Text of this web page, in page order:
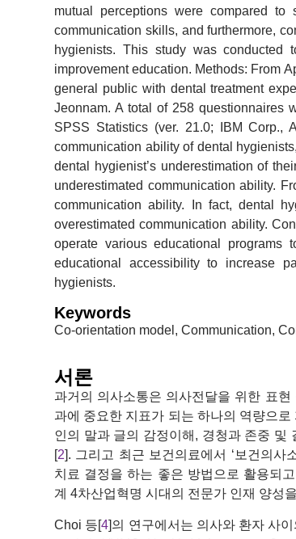
mutual perceptions were compared to
communication skills, and furthermore,
hygienists. This study was conducted
improvement education. Methods: From
general public with dental treatment
Jeonnam. A total of 258 questionnaires
SPSS Statistics (ver. 21.0; IBM Corp.,
communication ability of dental
dental hygienist’s underestimation of
underestimated communication ability.
communication ability. In fact, dental
overestimated communication ability.
operate various educational
educational accessibility to increase
hygienists.
Keywords
Co-orientation model, Communication,
서론
과거의 의사소통은 의사전달을 위한 표
과에 중요한 지표가 되는 하나의 역량으
인의 말과 글의 감정이해, 경청과 존중 및
[2]. 그리고 최근 보건의료에서 ‘보건의사
치료 결정을 하는 좋은 방법으로 활용되
계 4차산업혁명 시대의 전문가 인재 양성
Choi 등[4]의 연구에서는 의사와 환자 사